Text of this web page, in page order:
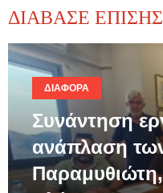
ΔΙΑΒΑΣΕ ΕΠΙΣΗΣ
ΔΙΆΦΟΡΑ
Συνάντηση
ανάπλαση